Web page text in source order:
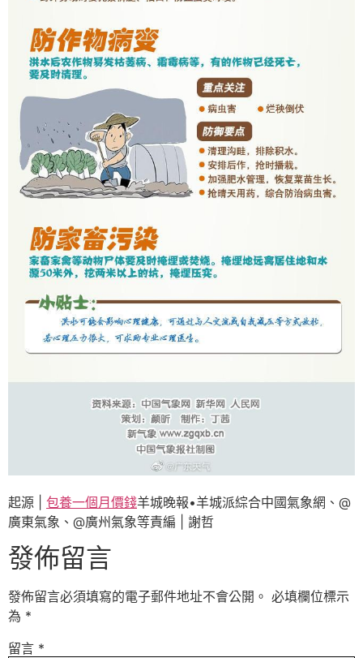
起源 | 包養一個月價錢羊城晚報•羊城派綜合中國氣象網、@
廣東氣象、@廣州氣象等責編 | 謝哲
發佈留言
發佈留言必須填寫的電子郵件地址不會公開。 必填欄位標示
為 *
留言 *